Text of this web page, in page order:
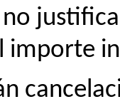
importe